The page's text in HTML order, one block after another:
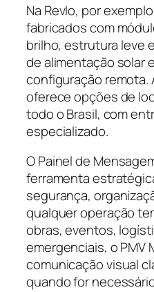
Na Revlo, por
fabricados com
brilho, estrutura leve
de alimentação solar
configuração remota.
oferece opções de
todo o Brasil, com
especializado.
O Painel de
ferramenta
segurança,
qualquer operação
obras, eventos,
emergenciais, o PMV
comunicação visual
quando for